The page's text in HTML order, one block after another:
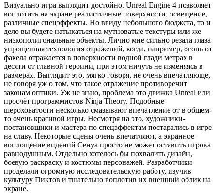
Визуально игра выглядит достойно. Unreal Engine 4 позволяет
воплотить на экране реалистичные поверхности, освещение,
различные спецэффекты. Но ввиду небольшого бюджета, то и
дело вы будете натыкаться на мутноватые текстуры или же
низкополигональные объекты. Лично мне сильно резала глаза
упрощенная технология отражений, когда, например, огонь от
факела отражается в поверхности водной глади метрах в
десяти от главной героини, при этом ничуть не изменяясь в
размерах. Выглядит это, мягко говоря, не очень впечатляюще,
не говоря уж о том, что такое отражение противоречит
законам оптики. Уж не знаю, проблема это движка Unreal или
просчёт программистов Ninja Theory. Подобные
шероховатости несколько смазывают впечатление от в общем-
то очень красивой игры. Несмотря на это, художники-
постановщики и мастера по спецэффектам постарались в игре
на славу. Некоторые сцены очень впечатляют, а экранное
воплощение видений Сенуа просто не может оставить игрока
равнодушным. Отдельно хотелось бы похвалить дизайн,
боевую раскраску и костюмы персонажей. Разработчики
проделали огромную исследовательскую работу, изучив
культуру Пиктов и тщательно воплотив их внешний облик на
экране.